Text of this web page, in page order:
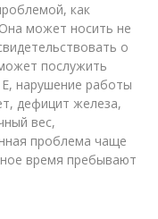
как
может носить не
о
послужить
нарушение работы
дефицит железа,
вес,
проблема чаще
время пребывают